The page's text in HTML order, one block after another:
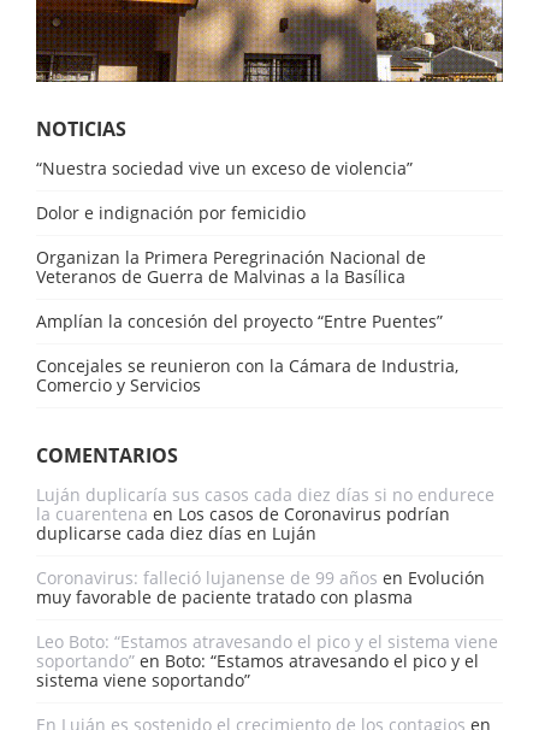
NOTICIAS
“Nuestra sociedad vive un exceso de violencia”
Dolor e indignación por femicidio
Organizan la Primera Peregrinación Nacional de
Veteranos de Guerra de Malvinas a la Basílica
Amplían la concesión del proyecto “Entre Puentes”
Concejales se reunieron con la Cámara de Industria,
Comercio y Servicios
COMENTARIOS
Luján duplicaría sus casos cada diez días si no endurece
la cuarentena en Los casos de Coronavirus podrían
duplicarse cada diez días en Luján
Coronavirus: falleció lujanense de 99 años en Evolución
muy favorable de paciente tratado con plasma
Leo Boto: “Estamos atravesando el pico y el sistema viene
soportando” en Boto: “Estamos atravesando el pico y el
sistema viene soportando”
En Luján es sostenido el crecimiento de los contagios en